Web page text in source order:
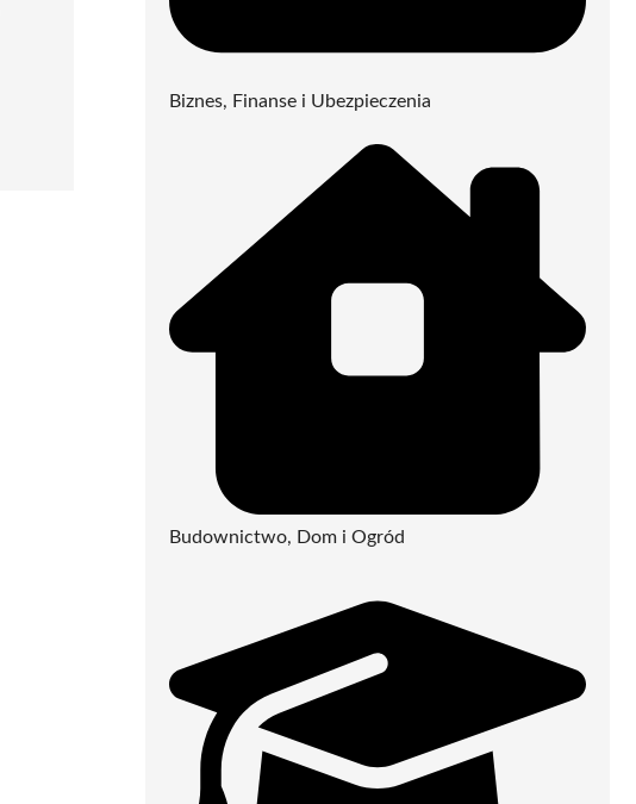
Biznes, Finanse i Ubezpieczenia
Budownictwo, Dom i Ogród